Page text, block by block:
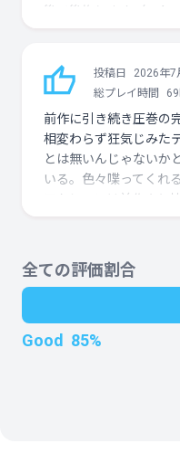
後で後悔します（スト
戦闘方面はすこーーし
数時間であきらめず、
い（そこでやめると本
一つマイナス点を挙げ
１と比べて少しだけ説
投稿日
2026年7
総プレイ時間
前作に引き続き圧巻の
相変わらず狂気じみた
とは無いんじゃないか
いる。色々喋ってくれ
アクションは前作より
利。とりあえず置けば
ようもないといった場
のまま遊び続けられま
では是非ともクリアし
全ての評価割合
Good 85%